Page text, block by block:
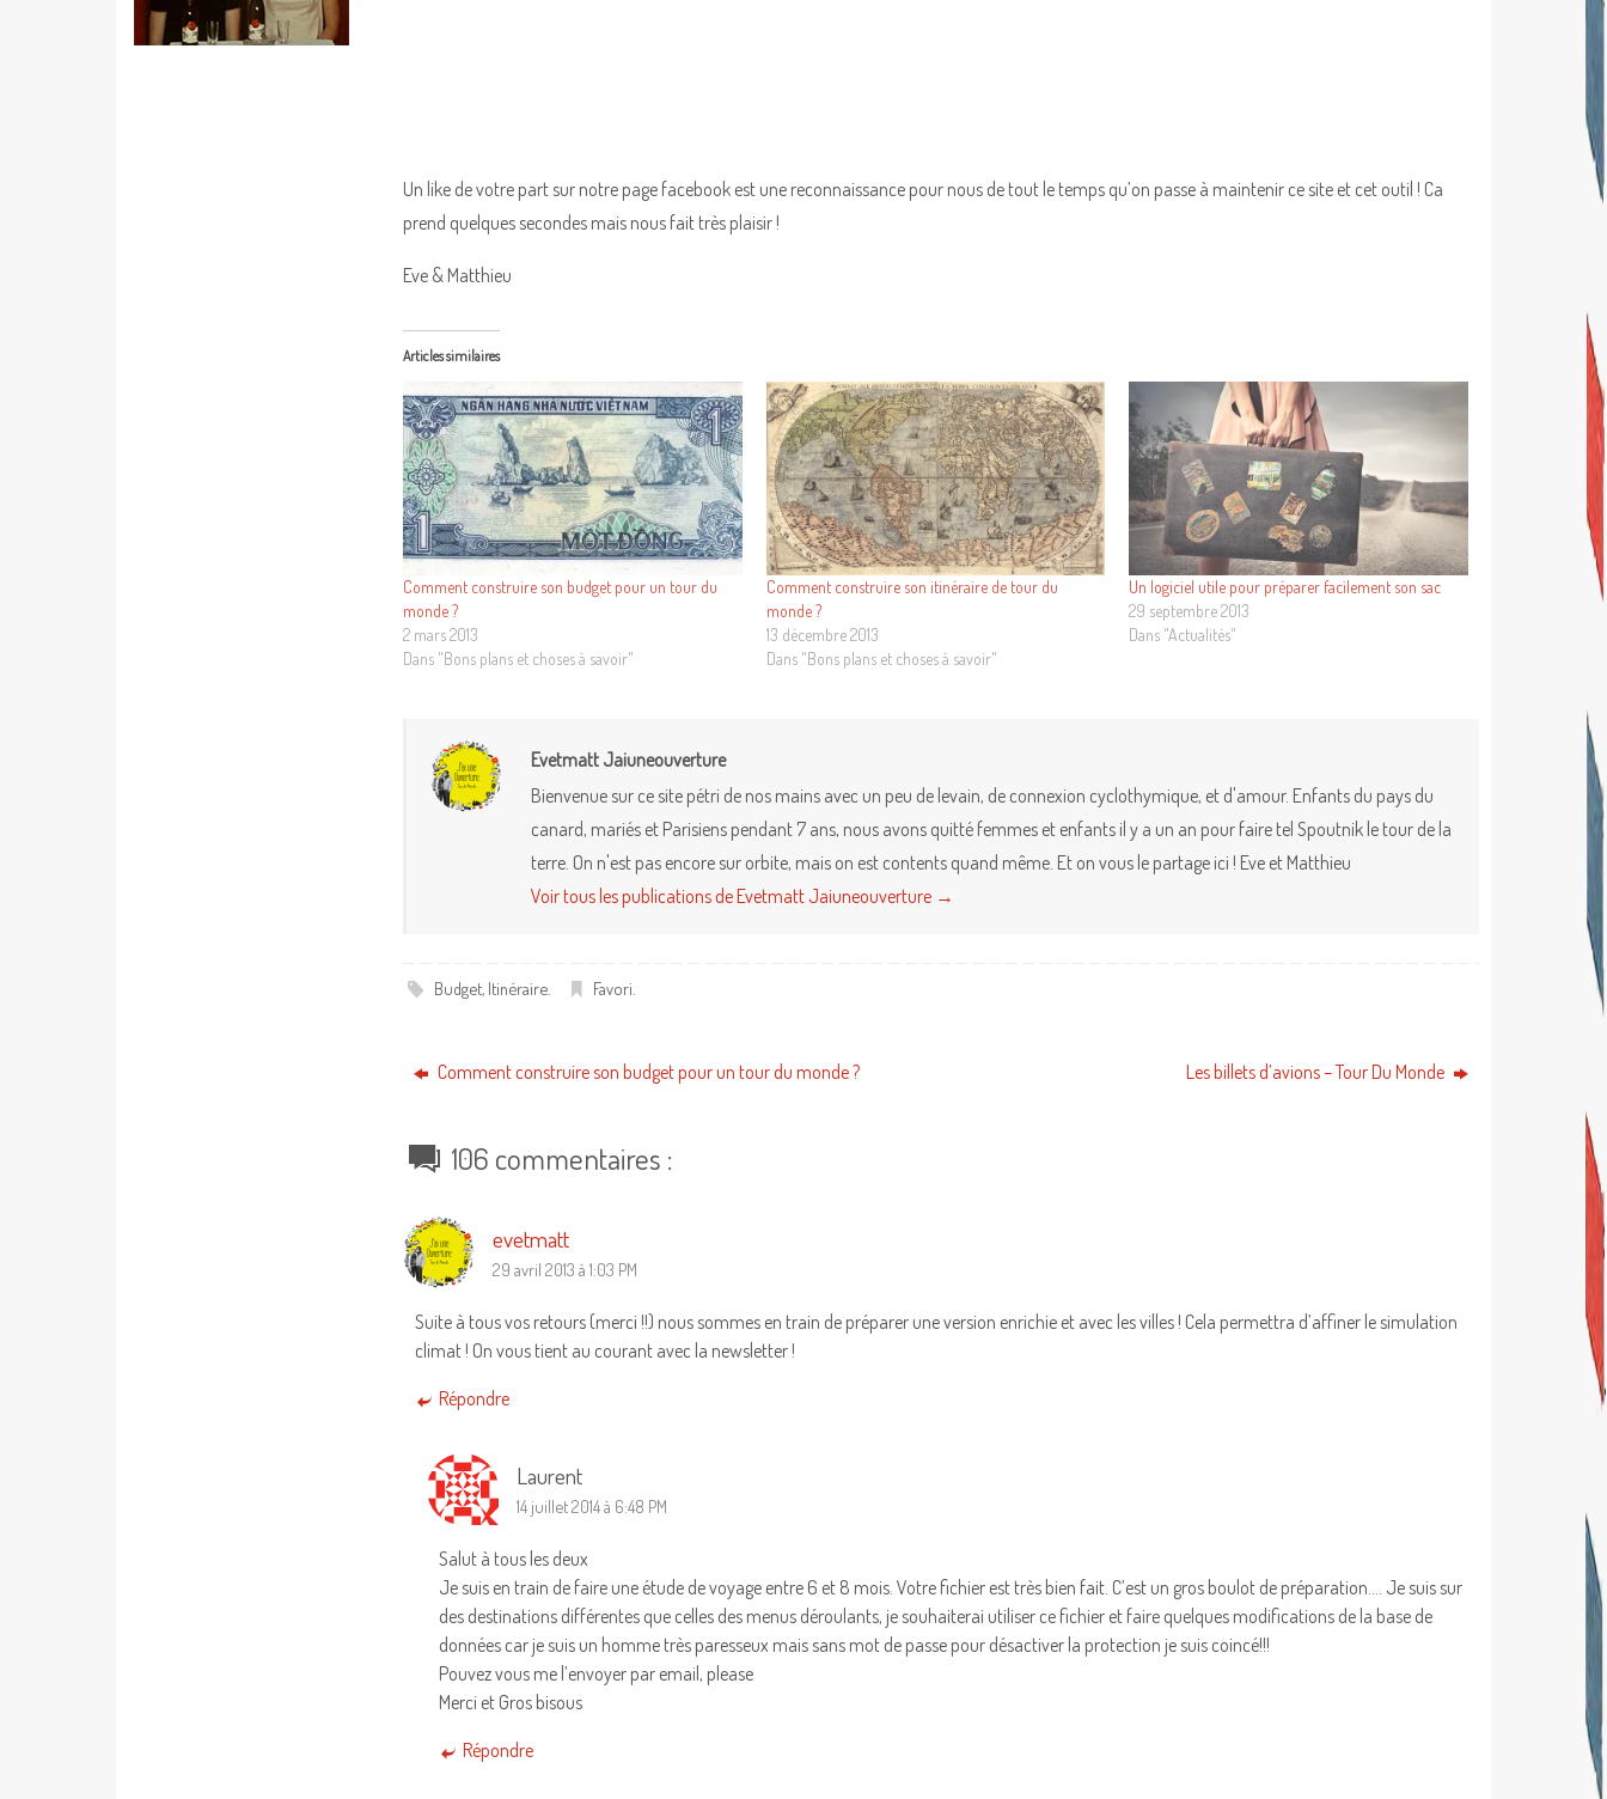
Un like de votre part sur notre page facebook est une reconnaissance pour nous de tout le temps qu’on passe à maintenir ce site et cet outil ! Ca
prend quelques secondes mais nous fait très plaisir !
Eve & Matthieu
Articles similaires
Comment construire son budget pour un tour du
monde ?
2 mars 2013
Dans "Bons plans et choses à savoir"
Comment construire son itinéraire de tour du
monde ?
13 décembre 2013
Dans "Bons plans et choses à savoir"
Un logiciel utile pour préparer facilement son sac
29 septembre 2013
Dans "Actualités"
Evetmatt Jaiuneouverture
Bienvenue sur ce site pétri de nos mains avec un peu de levain, de connexion cyclothymique, et d'amour. Enfants du pays du
canard, mariés et Parisiens pendant 7 ans, nous avons quitté femmes et enfants il y a un an pour faire tel Spoutnik le tour de la
terre. On n'est pas encore sur orbite, mais on est contents quand même. Et on vous le partage ici ! Eve et Matthieu
Voir tous les publications de Evetmatt Jaiuneouverture →
Budget, Itinéraire Favori
Comment construire son budget pour un tour du monde ? Les billets d’avions – Tour Du Monde
106 commentaires :
evetmatt
29 avril 2013 à 1:03 PM
Suite à tous vos retours (merci !!) nous sommes en train de préparer une version enrichie et avec les villes ! Cela permettra d’affiner le simulation
climat ! On vous tient au courant avec la newsletter !
Répondre
Laurent
14 juillet 2014 à 6:48 PM
Salut à tous les deux
Je suis en train de faire une étude de voyage entre 6 et 8 mois. Votre fichier est très bien fait. C’est un gros boulot de préparation…. Je suis sur
des destinations différentes que celles des menus déroulants, je souhaiterai utiliser ce fichier et faire quelques modifications de la base de
données car je suis un homme très paresseux mais sans mot de passe pour désactiver la protection je suis coincé!!!
Pouvez vous me l’envoyer par email, please
Merci et Gros bisous
Répondre